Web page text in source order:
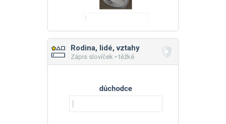
Rodina, lidé, vztahy
Zápis slovíček • těžké